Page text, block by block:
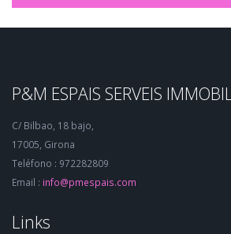
P&M ESPAIS SERVEIS
C/ Bilbao, 18 bajo,
17005, Girona
Teléfono : 972282809
Email : info@pmespais.com
Links